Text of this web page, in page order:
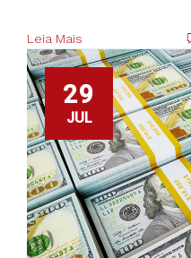
Leia Mais
29
JUL